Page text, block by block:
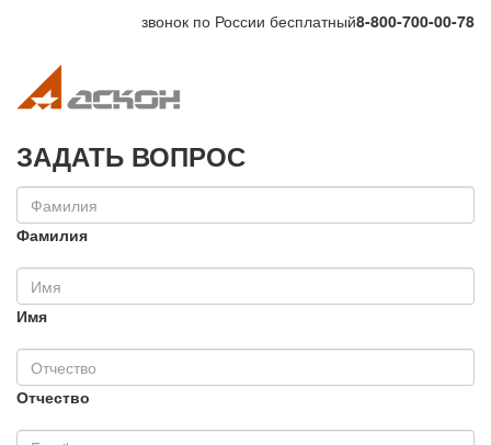
звонок по России бесплатный8-800-700-00-78
ЗАДАТЬ ВОПРОС
Фамилия
Имя
Отчество